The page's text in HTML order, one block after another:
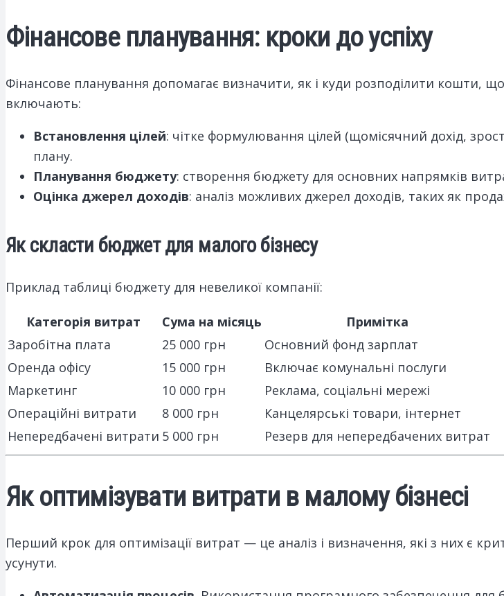
Фінансове планування: кроки до успіху
Фінансове планування допомагає визначити, як і куди розподілити кошти,
включають:
Встановлення цілей: чітке формулювання цілей (щомісячний дохід,
плану.
Планування бюджету: створення бюджету для основних напрямків
Оцінка джерел доходів: аналіз можливих джерел доходів, таких як
Як скласти бюджет для малого бізнесу
Приклад таблиці бюджету для невеликої компанії:
Категорія витрат Сума на місяць
Примітка
Заробітна плата
25 000 грн
Основний фонд зарплат
Оренда офісу
15 000 грн
Включає комунальні послуги
Маркетинг
10 000 грн
Реклама, соціальні мережі
Операційні витрати
8 000 грн
Канцелярські товари, інтернет
Непередбачені витрати 5 000 грн Резерв для непередбачених витрат
Як оптимізувати витрати в малому бізнесі
Перший крок для оптимізації витрат — це аналіз і визначення, які з них є
усунути.